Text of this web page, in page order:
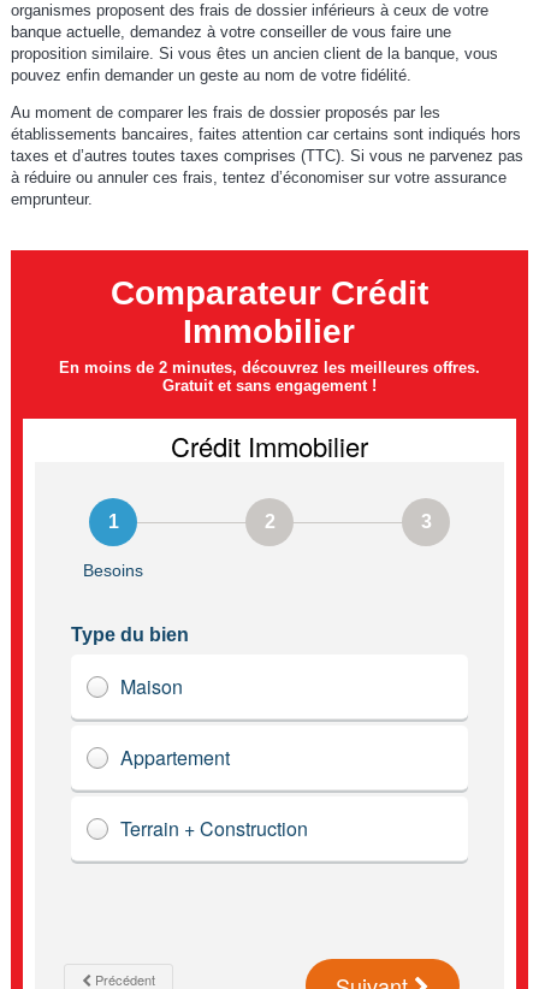
organismes proposent des frais de dossier inférieurs à ceux de votre
banque actuelle, demandez à votre conseiller de vous faire une
proposition similaire. Si vous êtes un ancien client de la banque, vous
pouvez enfin demander un geste au nom de votre fidélité.
Au moment de comparer les frais de dossier proposés par les
établissements bancaires, faites attention car certains sont indiqués hors
taxes et d’autres toutes taxes comprises (TTC). Si vous ne parvenez pas
à réduire ou annuler ces frais, tentez d’économiser sur votre assurance
emprunteur.
Comparateur Crédit
Immobilier
En moins de 2 minutes, découvrez les meilleures offres.
Gratuit et sans engagement !